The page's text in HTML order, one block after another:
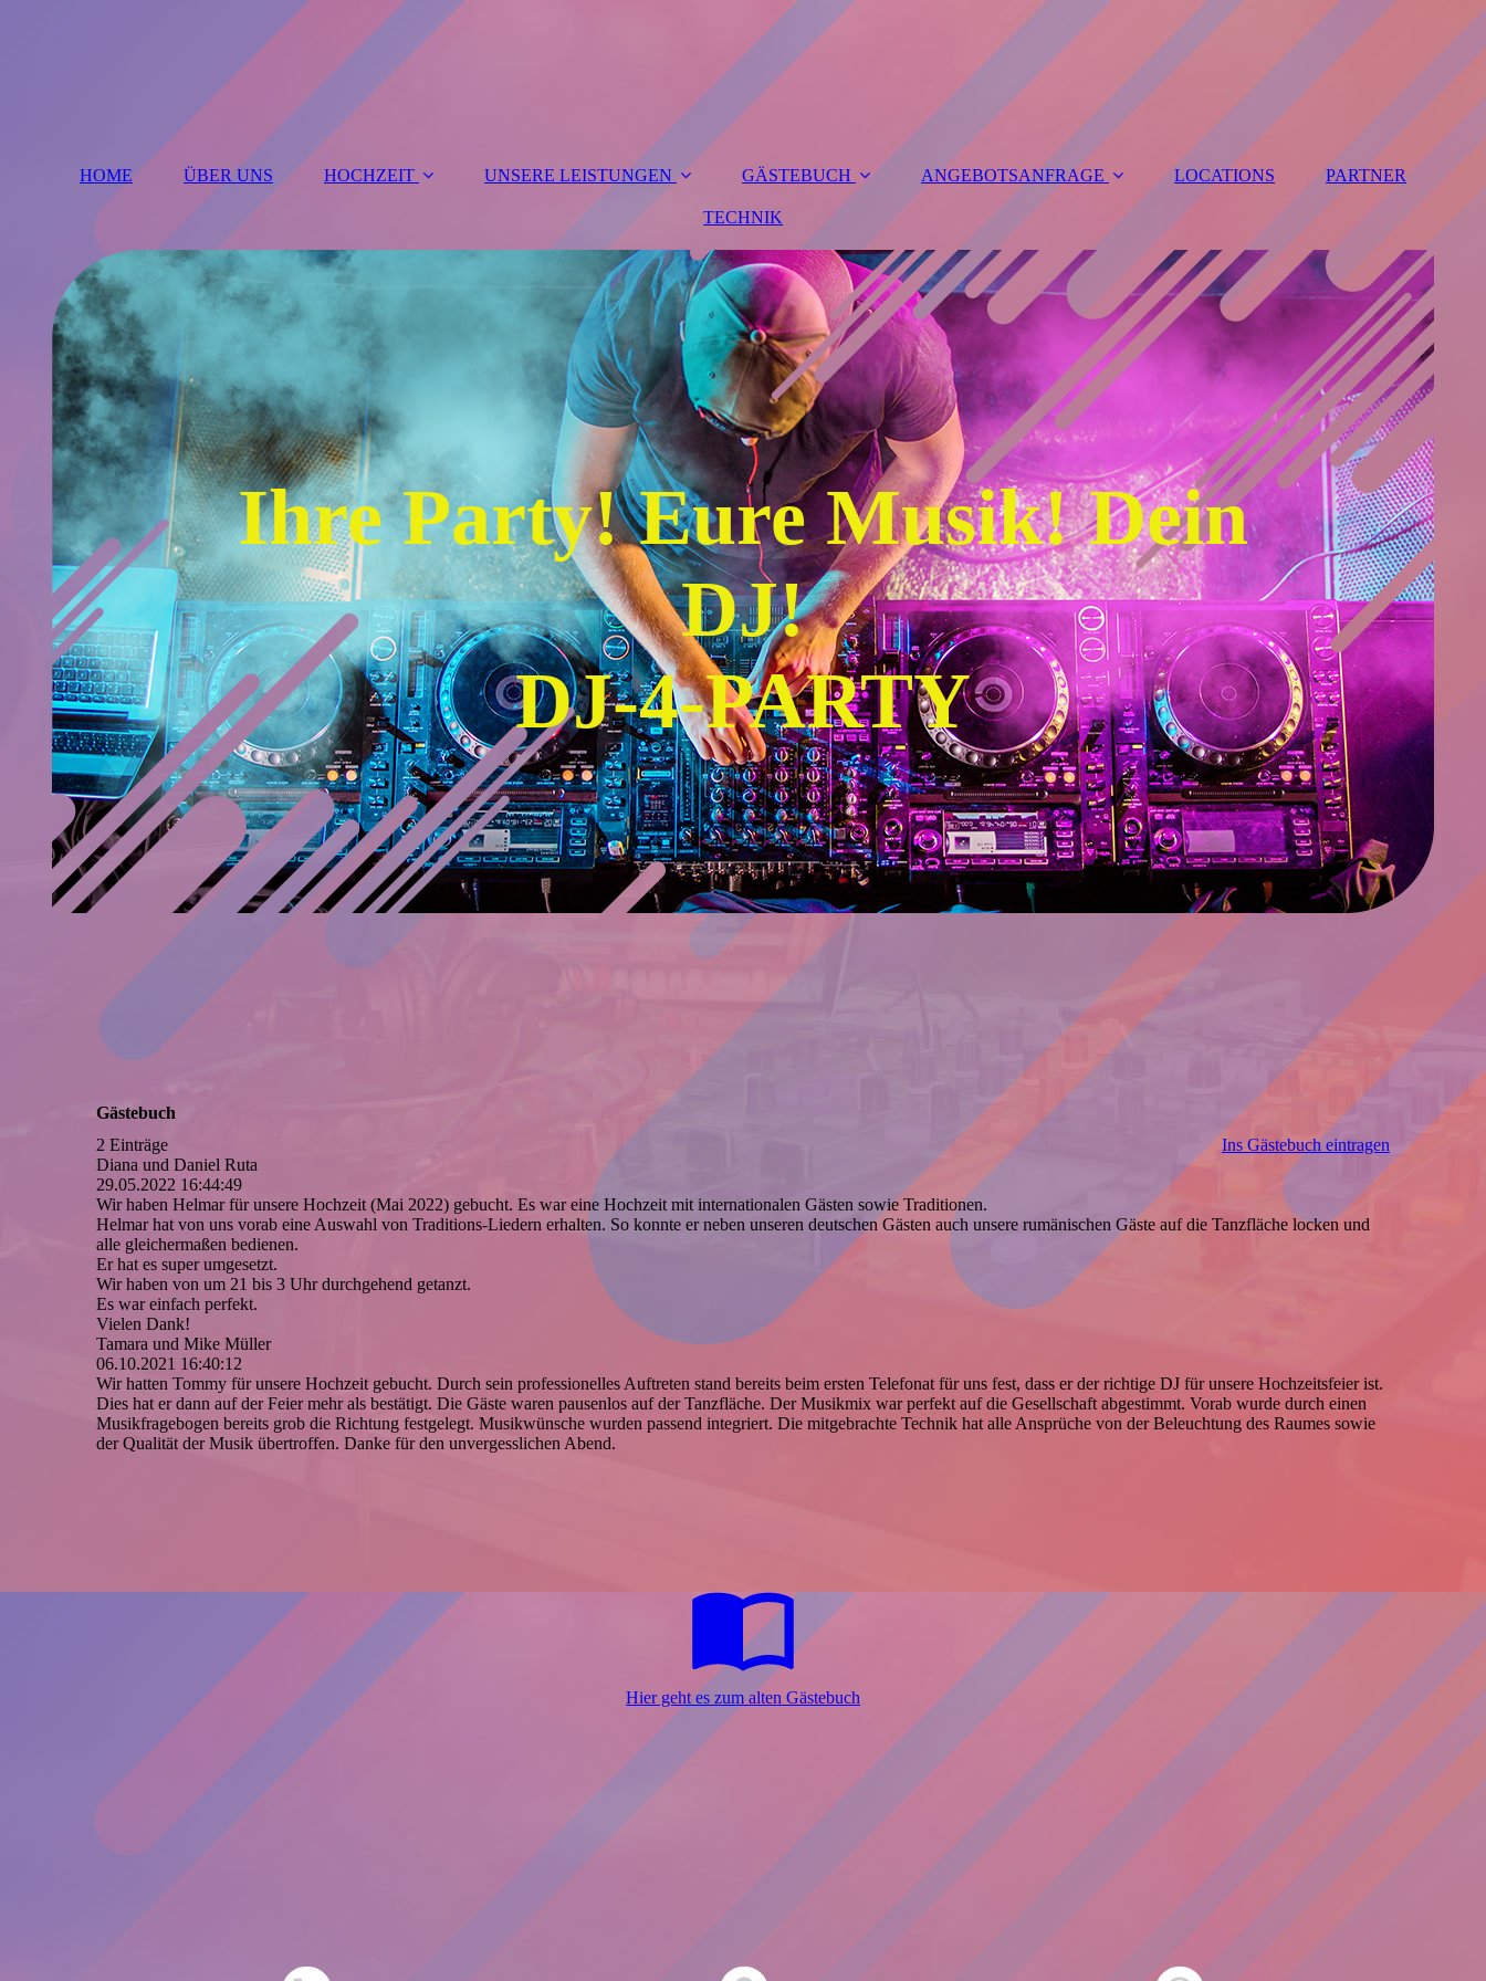
HOME ÜBER UNS HOCHZEIT UNSERE LEISTUNGEN GÄSTEBUCH ANGEBOTSANFRAGE LOCATIONS PARTNER
TECHNIK
Ihre Party! Eure Musik! Dein
DJ!
DJ-4-PARTY
Gästebuch
2 Einträge
Ins Gästebuch eintragen
Diana und Daniel Ruta
29.05.2022 16:44:49
Wir haben Helmar für unsere Hochzeit (Mai 2022) gebucht. Es war eine Hochzeit mit internationalen Gästen sowie Traditionen.
Helmar hat von uns vorab eine Auswahl von Traditions-Liedern erhalten. So konnte er neben unseren deutschen Gästen auch unsere rumänischen Gäste auf die Tanzfläche locken und
alle gleichermaßen bedienen.
Er hat es super umgesetzt.
Wir haben von um 21 bis 3 Uhr durchgehend getanzt.
Es war einfach perfekt.
Vielen Dank!
Tamara und Mike Müller
06.10.2021 16:40:12
Wir hatten Tommy für unsere Hochzeit gebucht. Durch sein professionelles Auftreten stand bereits beim ersten Telefonat für uns fest, dass er der richtige DJ für unsere Hochzeitsfeier ist.
Dies hat er dann auf der Feier mehr als bestätigt. Die Gäste waren pausenlos auf der Tanzfläche. Der Musikmix war perfekt auf die Gesellschaft abgestimmt. Vorab wurde durch einen
Musikfragebogen bereits grob die Richtung festgelegt. Musikwünsche wurden passend integriert. Die mitgebrachte Technik hat alle Ansprüche von der Beleuchtung des Raumes sowie
der Qualität der Musik übertroffen. Danke für den unvergesslichen Abend.
Hier geht es zum alten Gästebuch